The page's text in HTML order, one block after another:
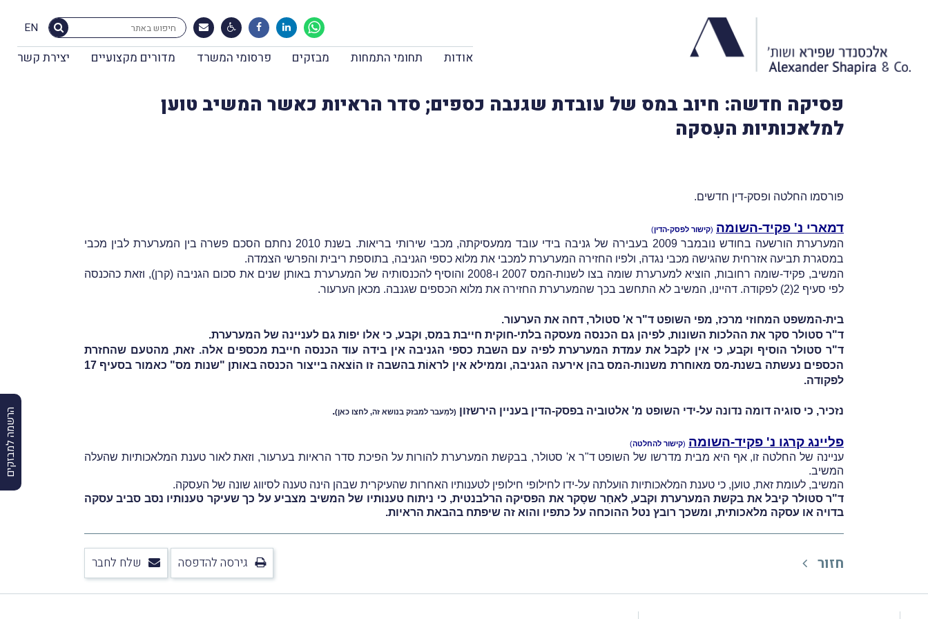
EN
אודות תחומי התמחות מבזקים פרסומי המשרד מדורים מקצועיים יצירת קשר
הרשמה למבזקים
פסיקה חדשה: חיוב במס של עובדת שגנבה כספים; סדר הראיות כאשר המשיב טוען
למלאכותיות העִסקה
פורסמו החלטה ופסק-דין חדשים.
דמארי נ' פקיד-השומה (קישור לפסק-הדין)
המערערת הורשעה בחודש נובמבר 2009 בעבירה של גניבה בידי עובד ממעסיקתה, מכבי שירותי בריאות. בשנת 2010 נחתם הסכם פשרה בין המערערת לבין מכבי
במסגרת תביעה אזרחית שהגישה מכבי נגדה, ולפיו החזירה המערערת למכבי את מלוא כספי הגניבה, בתוספת ריבית והפרשי הצמדה.
המשיב, פקיד-שומה רחובות, הוציא למערערת שומה בצו לשנות-המס 2007 ו-2008 והוסיף להכנסותיה של המערערת באותן שנים את סכום הגניבה (קרן), וזאת כהכנסה
לפי סעיף 2(2) לפקודה. דהיינו, המשיב לא התחשב בכך שהמערערת החזירה את מלוא הכספים שגנבה. מכאן הערעור.
בית-המשפט המחוזי מרכז, מפי השופט ד"ר א' סטולר, דחה את הערעור.
ד"ר סטולר סקר את ההלכות השונות, לפיהן גם הכנסה מעסקה בלתי-חוקית חייבת במס, וקבע, כי אלו יפות גם לעניינה של המערערת.
ד"ר סטולר הוסיף וקבע, כי אין לקבל את עמדת המערערת לפיה עם השבת כספי הגניבה אין בידה עוד הכנסה חייבת מכספים אלה. זאת, מהטעם שהחזרת
הכספים נעשתה בשנת-מס מאוחרת משנות-המס בהן אירעה הגניבה, וממילא אין לראוֹת בהשבה זו הוֹצאה בייצור הכנסה באותן "שנות מס" כאמור בסעיף 17
לפקודה.
נזכיר, כי סוגיה דומה נדונה על-ידי השופט מ' אלטוביה בפסק-הדין בעניין הירשזון (למַעבר למבזק בנושא זה, לחצו כאן)
.
פליינג קרגו נ' פקיד-השומה (קישור להחלטה)
עניינה של החלטה זו, אף היא מבית מדרשו של השופט ד"ר א' סטולר, בבקשת המערערת להורות על הפיכת סדר הראיות בערעור, וזאת לאור טענת המלאכותיות שהעלה
המשיב.
המשיב, לעומת זאת, טוען, כי טענת המלאכותיות הועלתה על-ידו לחילופי חילופין לטענותיו האחרות שהעיקרית שבהן הינה טענה לסיווג שונה של העִסקה.
ד"ר סטולר קיבל את בקשת המערערת וקבע, לאחַר שסָקר את הפסיקה הרלבנטית, כי ניתוח טענותיו של המשיב מצביע על כך שעיקר טענותיו נסב סביב עסקה
בדויה או עסקה מלאכותית, ומשכך רובץ נטל ההוכחה על כתפיו והוא זה שיפתח בהבאת הראיות.
חזור גירסה להדפסה שלח לחבר